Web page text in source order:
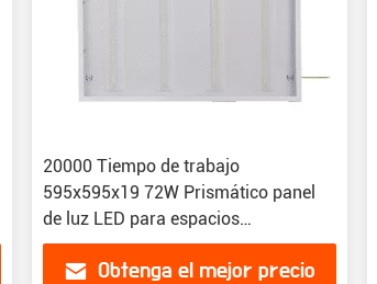
20000 Tiempo de trabajo
595x595x19 72W Prismático panel
de luz LED para espacios
comerciales
Obtenga el mejor precio